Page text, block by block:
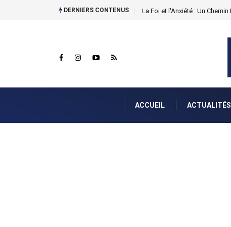
DERNIERS CONTENUS Nahum 1:7...
ACCUEIL ACTUALITÉS